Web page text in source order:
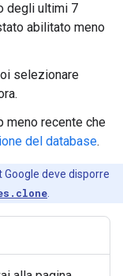
degli ultimi 7
abilitato meno
selezionare
meno recente che
del database.
deve disporre